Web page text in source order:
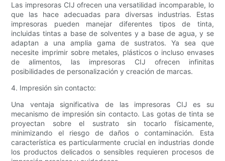
Las impresoras CIJ ofrecen una versatilidad incomparable, lo
que las hace adecuadas para diversas industrias. Estas
impresoras pueden manejar diferentes tipos de tinta,
incluidas tintas a base de solventes y a base de agua, y se
adaptan a una amplia gama de sustratos. Ya sea que
necesite imprimir sobre metales, plásticos o incluso envases
de alimentos, las impresoras CIJ ofrecen infinitas
posibilidades de personalización y creación de marcas.
4. Impresión sin contacto:
Una ventaja significativa de las impresoras CIJ es su
mecanismo de impresión sin contacto. Las gotas de tinta se
proyectan sobre el sustrato sin tocarlo físicamente,
minimizando el riesgo de daños o contaminación. Esta
característica es particularmente crucial en industrias donde
los productos delicados o sensibles requieren procesos de